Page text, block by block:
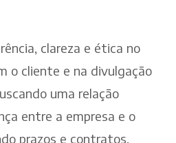
clareza e ética no
o cliente e na divulgação
uma relação
entre a empresa e o
prazos e contratos.